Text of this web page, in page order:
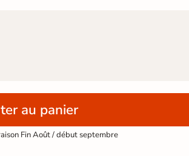
au panier
Fin Août / début septembre